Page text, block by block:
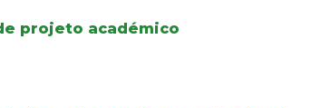
projeto académico